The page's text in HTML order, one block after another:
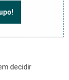
decidir